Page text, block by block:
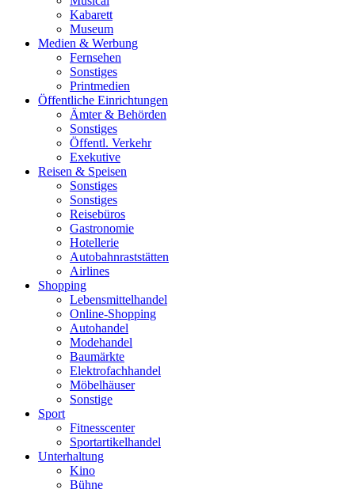
Kabarett
Museum
Medien & Werbung
Fernsehen
Sonstiges
Printmedien
Öffentliche Einrichtungen
Ämter & Behörden
Sonstiges
Öffentl. Verkehr
Exekutive
Reisen & Speisen
Sonstiges
Sonstiges
Reisebüros
Gastronomie
Hotellerie
Autobahnraststätten
Airlines
Shopping
Lebensmittelhandel
Online-Shopping
Autohandel
Modehandel
Baumärkte
Elektrofachhandel
Möbelhäuser
Sonstige
Sport
Fitnesscenter
Sportartikelhandel
Unterhaltung
Kino
Bühne